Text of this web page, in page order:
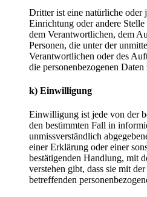
Dritter ist eine natürliche oder
Einrichtung oder andere
dem Verantwortlichen, dem
Personen, die unter der
Verantwortlichen oder des
die personenbezogenen Daten
k) Einwilligung
Einwilligung ist jede von der
den bestimmten Fall in
unmissverständlich
einer Erklärung oder einer
bestätigenden Handlung, mit
verstehen gibt, dass sie mit
betreffenden